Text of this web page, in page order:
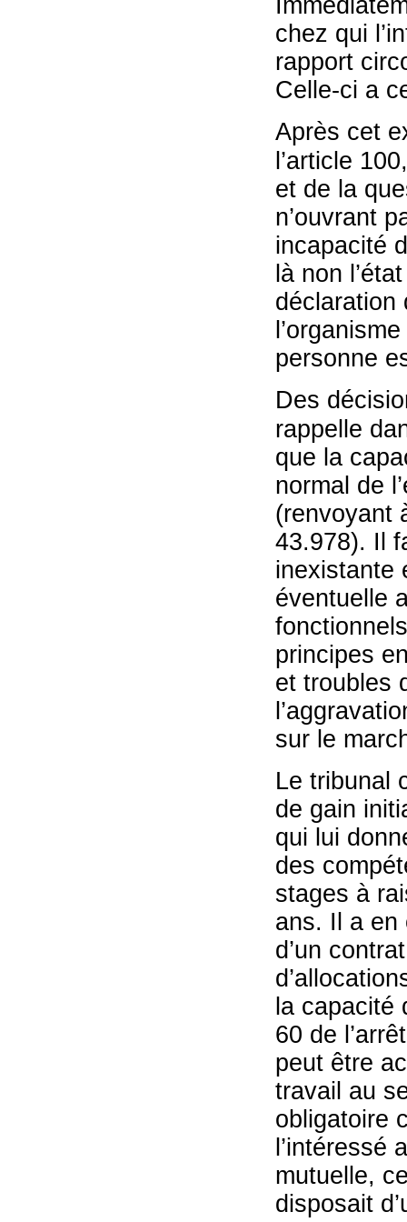
chez qui
rapport
Celle-ci a
Après cet
l’article
et de la
n’ouvrant
incapacité
là non
déclaration
personne
Des
rappelle
que la
normal de
(renvoyant
43.978). Il
inexistante
éventuelle
principes
et troubles
sur le
Le tribunal
de gain
qui lui
des
stages à
ans. Il a en
d’un
la capacité
60 de
peut être
travail au
obligatoire
l’intéressé
mutuelle,
disposait